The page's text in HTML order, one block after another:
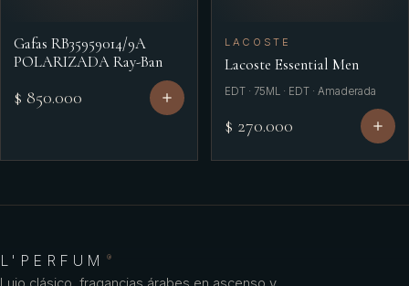
Gafas RB35959014/9A
POLARIZADA Ray-Ban
$ 850.000
LACOSTE
Lacoste Essential Men
EDT · 75ML · EDT · Amaderada
$ 270.000
L'PERFUM ®